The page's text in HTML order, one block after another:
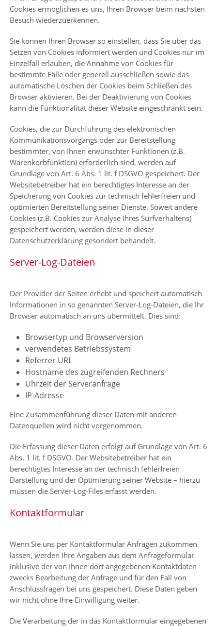
Cookies ermöglichen es uns, Ihren Browser beim nächsten
Besuch wiederzuerkennen.
Sie können Ihren Browser so einstellen, dass Sie über das
Setzen von Cookies informiert werden und Cookies nur im
Einzelfall erlauben, die Annahme von Cookies für
bestimmte Fälle oder generell ausschließen sowie das
automatische Löschen der Cookies beim Schließen des
Browser aktivieren. Bei der Deaktivierung von Cookies
kann die Funktionalität dieser Website eingeschränkt sein.
Cookies, die zur Durchführung des elektronischen
Kommunikationsvorgangs oder zur Bereitstellung
bestimmter, von Ihnen erwünschter Funktionen (z.B.
Warenkorbfunktion) erforderlich sind, werden auf
Grundlage von Art. 6 Abs. 1 lit. f DSGVO gespeichert. Der
Websitebetreiber hat ein berechtigtes Interesse an der
Speicherung von Cookies zur technisch fehlerfreien und
optimierten Bereitstellung seiner Dienste. Soweit andere
Cookies (z.B. Cookies zur Analyse Ihres Surfverhaltens)
gespeichert werden, werden diese in dieser
Datenschutzerklärung gesondert behandelt.
Server-Log-Dateien
Der Provider der Seiten erhebt und speichert automatisch
Informationen in so genannten Server-Log-Dateien, die Ihr
Browser automatisch an uns übermittelt. Dies sind:
Browsertyp und Browserversion
verwendetes Betriebssystem
Referrer URL
Hostname des zugreifenden Rechners
Uhrzeit der Serveranfrage
IP-Adresse
Eine Zusammenführung dieser Daten mit anderen
Datenquellen wird nicht vorgenommen.
Die Erfassung dieser Daten erfolgt auf Grundlage von Art. 6
Abs. 1 lit. f DSGVO. Der Websitebetreiber hat ein
berechtigtes Interesse an der technisch fehlerfreien
Darstellung und der Optimierung seiner Website – hierzu
müssen die Server-Log-Files erfasst werden.
Kontaktformular
Wenn Sie uns per Kontaktformular Anfragen zukommen
lassen, werden Ihre Angaben aus dem Anfrageformular
inklusive der von Ihnen dort angegebenen Kontaktdaten
zwecks Bearbeitung der Anfrage und für den Fall von
Anschlussfragen bei uns gespeichert. Diese Daten geben
wir nicht ohne Ihre Einwilligung weiter.
Die Verarbeitung der in das Kontaktformular eingegebenen